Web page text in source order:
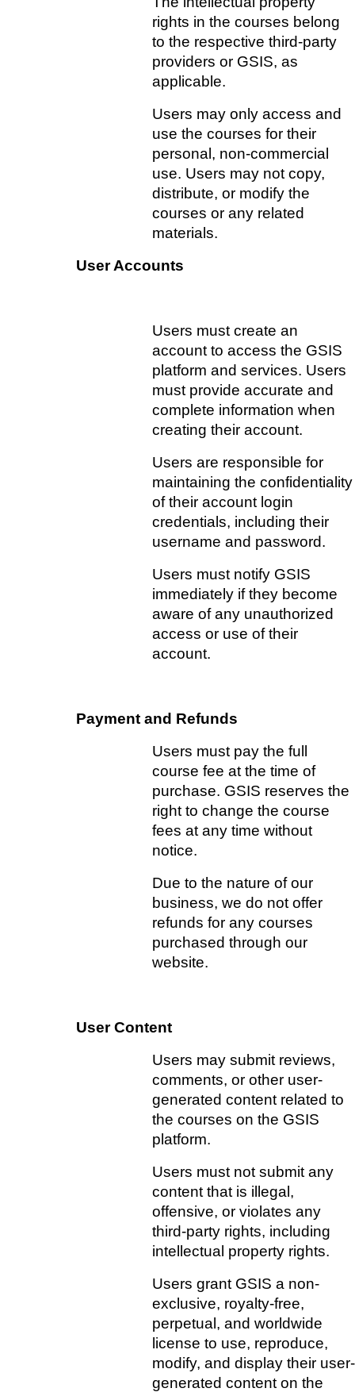
rights in the courses belong
to the respective third-party
providers or GSIS, as
applicable.
Users may only access and
use the courses for their
personal, non-commercial
use. Users may not copy,
distribute, or modify the
courses or any related
materials.
User Accounts
Users must create an
account to access the GSIS
platform and services. Users
must provide accurate and
complete information when
creating their account.
Users are responsible for
maintaining the confidentiality
of their account login
credentials, including their
username and password.
Users must notify GSIS
immediately if they become
aware of any unauthorized
access or use of their
account.
Payment and Refunds
Users must pay the full
course fee at the time of
purchase. GSIS reserves the
right to change the course
fees at any time without
notice.
Due to the nature of our
business, we do not offer
refunds for any courses
purchased through our
website.
User Content
Users may submit reviews,
comments, or other user-
generated content related to
the courses on the GSIS
platform.
Users must not submit any
content that is illegal,
offensive, or violates any
third-party rights, including
intellectual property rights.
Users grant GSIS a non-
exclusive, royalty-free,
perpetual, and worldwide
license to use, reproduce,
modify, and display their user-
generated content on the